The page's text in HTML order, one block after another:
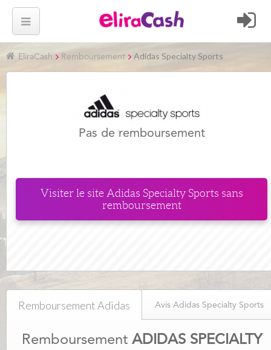
EliraCash Remboursement Adidas Specialty Sports
Pas de remboursement
Visiter le site Adidas Specialty Sports sans
remboursement
Remboursement Adidas
Specialty Sports
Avis Adidas Specialty Sports
Remboursement ADIDAS SPECIALTY